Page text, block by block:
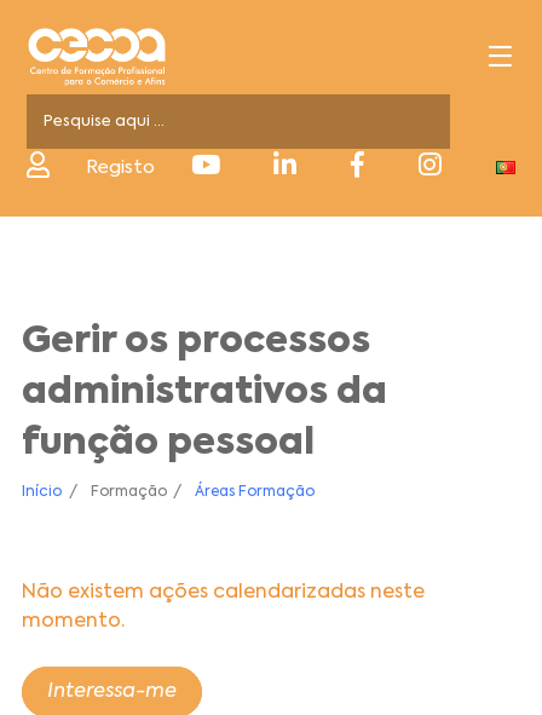
Registo
Gerir os processos
administrativos da
função pessoal
Início Formação Áreas Formação
Não existem ações calendarizadas neste
momento.
Interessa-me